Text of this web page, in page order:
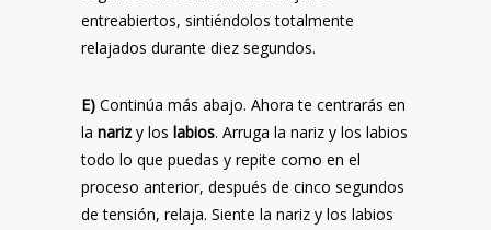
entreabiertos, sintiéndolos totalmente
relajados durante diez segundos.
E) Continúa más abajo. Ahora te centrarás en
la narizy los labios. Arruga la nariz y los labios
todo lo que puedas y repite como en el
proceso anterior, después de cinco segundos
de tensión, relaja. Siente la nariz y los labios